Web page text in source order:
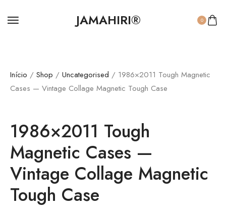
JAMAHIRI® 0
Início / Shop / Uncategorised / 1986×2011 Tough Magnetic
Cases — Vintage Collage Magnetic Tough Case
1986×2011 Tough
Magnetic Cases —
Vintage Collage Magnetic
Tough Case